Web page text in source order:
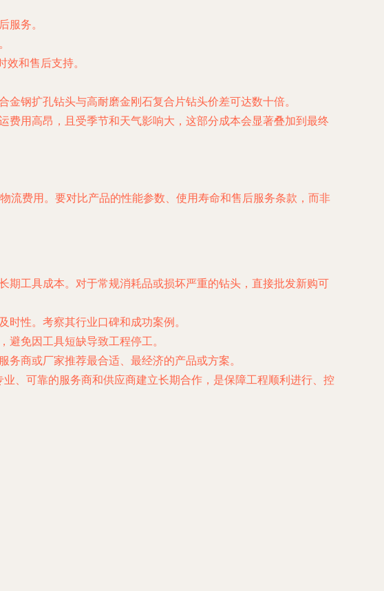
服务。
和售后支持。
钢扩孔钻头与高耐磨金刚石复合片钻头价差可达数十倍。
费用高昂，且受季节和天气影响大，这部分成本会显著叠加到最终
流费用。要对比产品的性能参数、使用寿命和售后服务条款，而非
期工具成本。对于常规消耗品或损坏严重的钻头，直接批发新购可
时性。考察其行业口碑和成功案例。
避免因工具短缺导致工程停工。
商或厂家推荐最合适、最经济的产品或方案。
、可靠的服务商和供应商建立长期合作，是保障工程顺利进行、控